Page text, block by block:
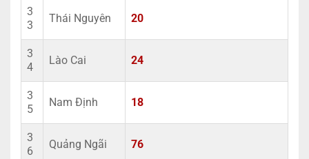
3
3
Thái Nguyên 20
3
4
Lào Cai 24
3
5
Nam Định 18
3
6
Quảng Ngãi 76